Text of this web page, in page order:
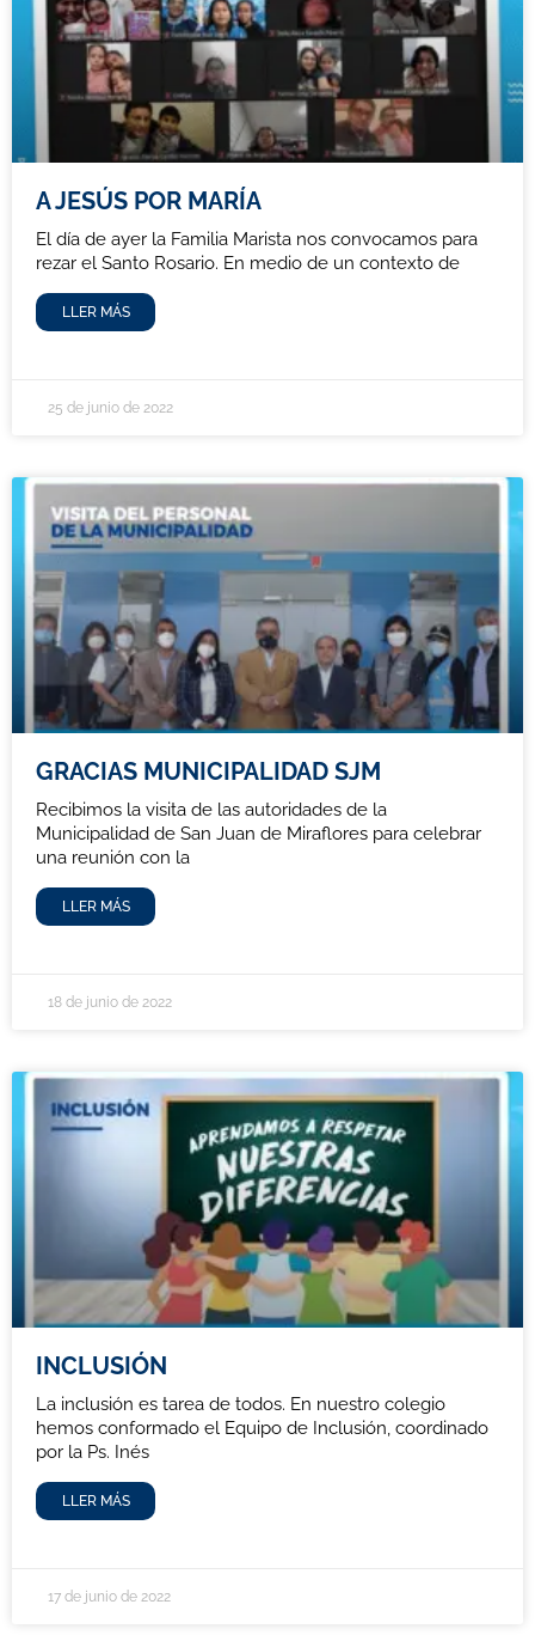
A JESÚS POR MARÍA
El día de ayer la Familia Marista nos convocamos para
rezar el Santo Rosario. En medio de un contexto de
LLER MÁS
25 de junio de 2022
GRACIAS MUNICIPALIDAD SJM
Recibimos la visita de las autoridades de la
Municipalidad de San Juan de Miraflores para celebrar
una reunión con la
LLER MÁS
18 de junio de 2022
INCLUSIÓN
La inclusión es tarea de todos. En nuestro colegio
hemos conformado el Equipo de Inclusión, coordinado
por la Ps. Inés
LLER MÁS
17 de junio de 2022